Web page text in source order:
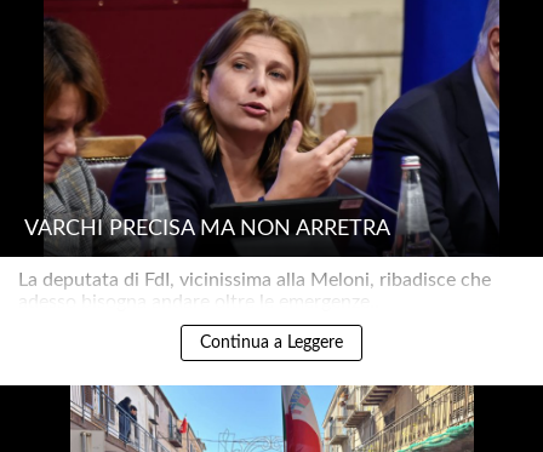
VARCHI PRECISA MA NON ARRETRA
La deputata di FdI, vicinissima alla Meloni, ribadisce che
adesso bisogna andare oltre le emergenze..
Continua a Leggere